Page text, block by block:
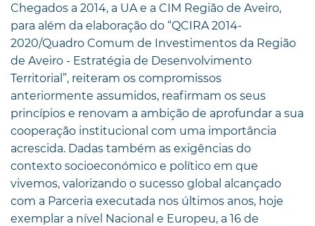
Chegados a 2014, a UA e a CIM Região de Aveiro,
para além da elaboração do “QCIRA 2014-
2020/Quadro Comum de Investimentos da Região
de Aveiro - Estratégia de Desenvolvimento
Territorial”, reiteram os compromissos
anteriormente assumidos, reafirmam os seus
princípios e renovam a ambição de aprofundar a sua
cooperação institucional com uma importância
acrescida. Dadas também as exigências do
contexto socioeconómico e político em que
vivemos, valorizando o sucesso global alcançado
com a Parceria executada nos últimos anos, hoje
exemplar a nível Nacional e Europeu, a 16 de